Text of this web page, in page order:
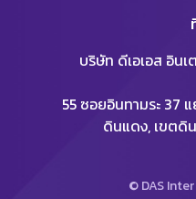
บริษัท ดีเอเอส อิน
55 ซอยอินทามระ 37
ดินแดง, เขตดิ
© DAS